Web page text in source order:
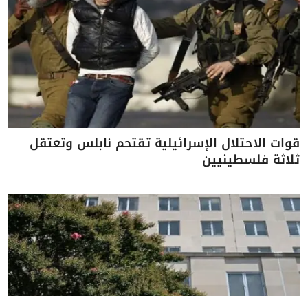
قوات الاحتلال الإسرائيلية تقتحم نابلس وتعتقل
ثلاثة فلسطينيين